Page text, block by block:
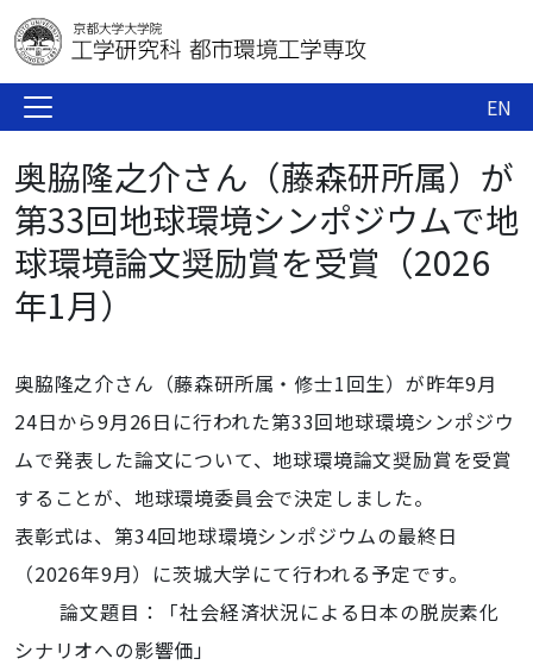
EN
奥脇隆之介さん（藤森研所属）が
第33回地球環境シンポジウムで地
球環境論文奨励賞を受賞（2026
年1月）
奥脇隆之介さん（藤森研所属・修士1回生）が昨年9月
24日から9月26日に行われた第33回地球環境シンポジウ
ムで発表した論文について、地球環境論文奨励賞を受賞
することが、地球環境委員会で決定しました。
表彰式は、第34回地球環境シンポジウムの最終日
（2026年9月）に茨城大学にて行われる予定です。
論文題目：「社会経済状況による日本の脱炭素化
シナリオへの影響価」